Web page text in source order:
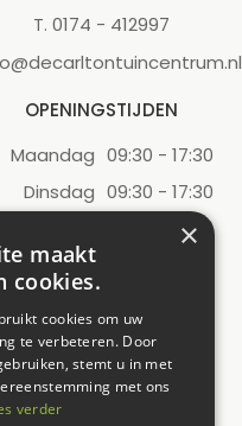
T. 0174 - 412997
OPENINGSTIJDEN
Maandag 09:30 - 17:30
Dinsdag 09:30 - 17:30
09:30 - 17:30
Zaterdag 09:00 - 17:00
Zondag
12:00 - 17:00
×
maakt
cookies.
cookies om uw
te verbeteren. Door
stemt u in met
met ons
verder